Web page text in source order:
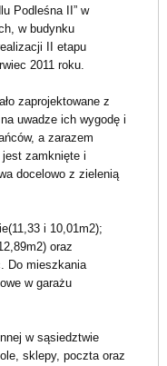
Podleśna II” w
w budynku
II etapu
2011 roku.
zaprojektowane z
uwadze ich wygodę i
a zarazem
zamknięte i
docelowo z zielenią
i 10,01m2);
oraz
Do mieszkania
w garażu
w sąsiedztwie
sklepy, poczta oraz